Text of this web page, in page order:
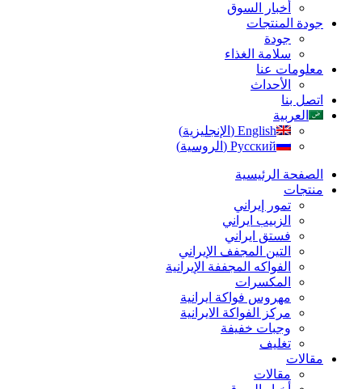
أخبار السوق
جودة المنتجات
جودة
سلامة الغذاء
معلومات عنا
الأحداث
اتصل بنا
العربية
English
( الإنجليزية)
Русский
( الروسية)
الصفحة الرئیسیة
منتجات
تمور إيراني
الزبیب ايراني
فستق ایراني
التين المجفف الإيراني
الفواكه المجففة الإيرانية
المكسرات
مهروس فواکة ایرانیة
مرکز الفواکة الایرانیة
وجبات خفيفة
تغليف
مقالات
مقالات